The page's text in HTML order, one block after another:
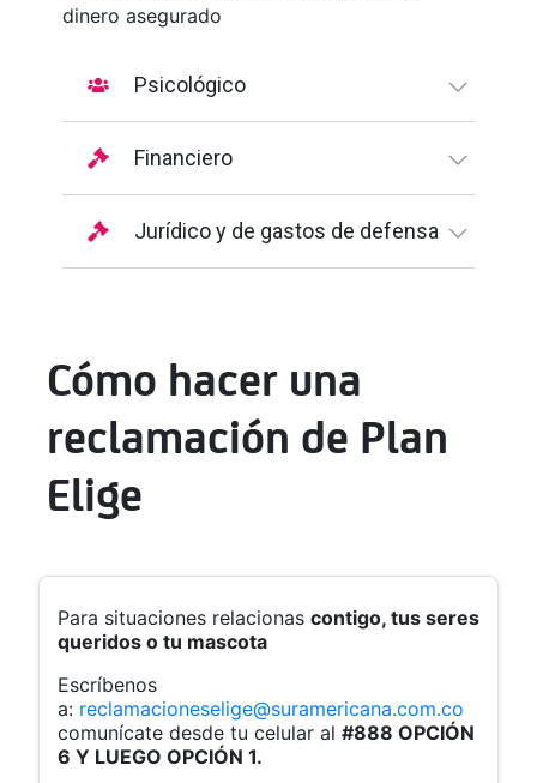
dinero asegurado
Psicológico
Financiero
Jurídico y de gastos de defensa
Cómo hacer una
reclamación de Plan
Elige
Para situaciones relacionas contigo, tus seres
queridos o tu mascota
Escríbenos
a: reclamacioneselige@suramericana.com.co
comunícate desde tu celular al #888 OPCIÓN
6 Y LUEGO OPCIÓN 1.